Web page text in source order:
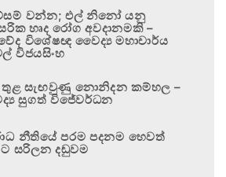
වන්න; එල් නිනෝ යනු
හෘද රෝග අවදානමකි –
විශේෂඥ වෛද්‍ය මහාචාර්ය
විජයසිංහ
සැඟවුණු නොනිදන කම්හල –
සුගත් විජේවර්ධන
නීතියේ පරම පදනම හෙවත්
සරිලන දඬුවම